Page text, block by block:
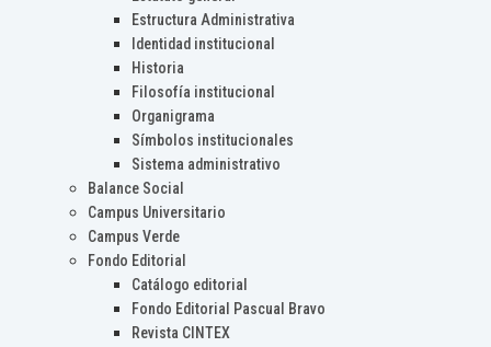
Estructura Administrativa
Identidad institucional
Historia
Filosofía institucional
Organigrama
Símbolos institucionales
Sistema administrativo
Balance Social
Campus Universitario
Campus Verde
Fondo Editorial
Catálogo editorial
Fondo Editorial Pascual Bravo
Revista CINTEX